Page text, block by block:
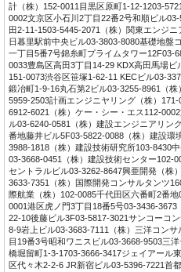
計（株）152-0011目黒区原町1-12-1203-
0002文京区小石川2丁目22番2号和順ビル
田2-11-1503-5445-2071（株）関東エンジ
日暮里駅前中央ビル03-3803-8080基礎地盤
一丁目5番7号錦糸町プライムタワー12F03-
0033豊島区高田3丁目14-29 KDX高田馬場
151-0073渋谷区笹塚1-62-11 KECビル03-
鍛冶町1-9-16丸石第2ビル03-3255-8961（
5959-2503計画エンジニヤリング（株）
6912-6021（株）ケー・シー・エス112-
ル03-6240-0581（株）建設エンジニアリン
番地藤井ビル5F03-5822-0088（株）建設環
3988-1818（株）建設技術研究所103-8430
03-3668-0451（株）建設技術センター102-
セントラルビル03-3262-8647興亜開発（株
3633-7351（株）国際開発コンサルタンツ
際航業（株）102-0085千代田区六番町2番
0001港区虎ノ門3丁目18番5号03-3436-
22-10後藤ビル3F03-5817-3021サンコーコ
8-9岩上ビル03-3683-7111（株）三洋コン
目19番3号昭和ワニスビル03-3668-9503三
橋堀留町1-3-1703-3666-3417ジェイアール
区代々木2-2-6 JR新宿ビル03-5396-7221首